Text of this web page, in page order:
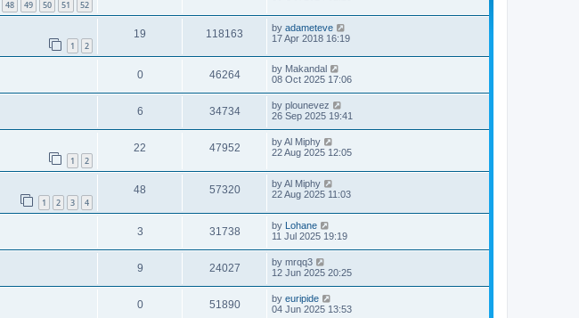
48 49 50 51 52
1 2
19 118163 by adameteve
17 Apr 2018 16:19
0 46264 by Makandal
08 Oct 2025 17:06
6 34734 by plounevez
26 Sep 2025 19:41
1 2
22 47952 byAl Miphy
22 Aug 2025 12:05
1 2 3 4
48 57320 byAl Miphy
22 Aug 2025 11:03
3 31738 by Lohane
11 Jul 2025 19:19
9 24027 by mrqq3
12 Jun 2025 20:25
0 51890 by euripide
04 Jun 2025 13:53